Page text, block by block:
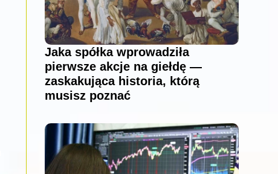
Jaka spółka wprowadziła
pierwsze akcje na giełdę —
zaskakująca historia, którą
musisz poznać